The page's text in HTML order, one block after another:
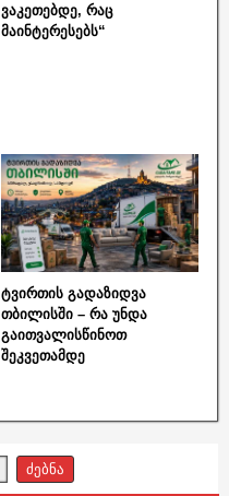
ვაკეთებდე, რაც
მაინტერესებს“
ტვირთის გადაზიდვა
თბილისში – რა უნდა
გაითვალისწინოთ
შეკვეთამდე